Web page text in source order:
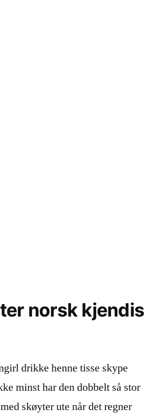
norsk kjendis
drikke henne tisse skype
minst har den dobbelt så stor
skøyter ute når det regner